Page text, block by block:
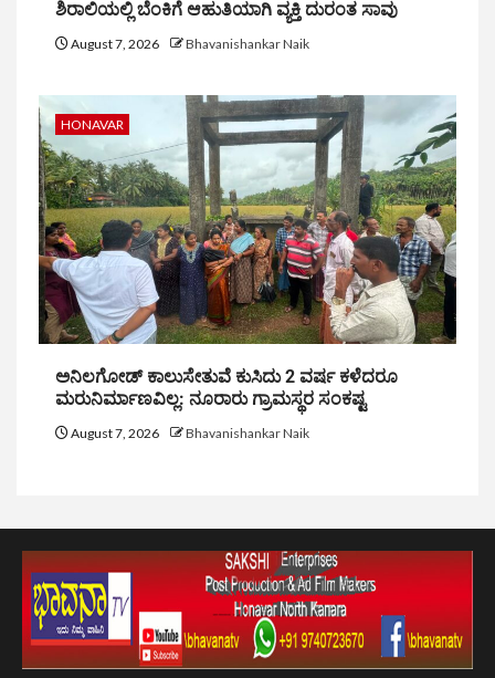
ಶಿರಾಲಿಯಲ್ಲಿ ಬೆಂಕಿಗೆ ಆಹುತಿಯಾಗಿ ವ್ಯಕ್ತಿ ದುರಂತ ಸಾವು
August 7, 2026 Bhavanishankar Naik
HONAVAR
ಅನಿಲಗೋಡ್ ಕಾಲುಸೇತುವೆ ಕುಸಿದು 2 ವರ್ಷ ಕಳೆದರೂ
ಮರುನಿರ್ಮಾಣವಿಲ್ಲ: ನೂರಾರು ಗ್ರಾಮಸ್ಥರ ಸಂಕಷ್ಟ
August 7, 2026 Bhavanishankar Naik